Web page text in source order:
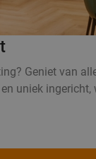
Geniet van
uniek